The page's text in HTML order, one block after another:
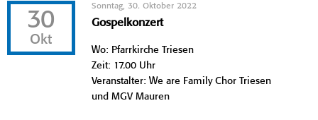
30
Okt
Sonntag, 30. Oktober 2022
Gospelkonzert
Wo: Pfarrkirche Triesen
Zeit: 17.00 Uhr
Veranstalter: We are Family Chor Triesen
und MGV Mauren